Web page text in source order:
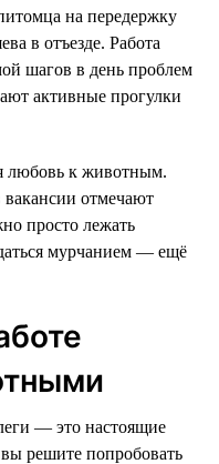
на передержку
в отъезде. Работа
шагов в день проблем
активные прогулки
любовь к животным.
отмечают
просто лежать
мурчанием — ещё
— это настоящие
решите попробовать